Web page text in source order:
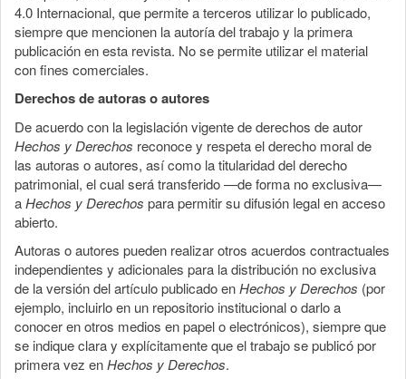
4.0 Internacional, que permite a terceros utilizar lo publicado,
siempre que mencionen la autoría del trabajo y la primera
publicación en esta revista. No se permite utilizar el material
con fines comerciales.
Derechos de autoras o autores
De acuerdo con la legislación vigente de derechos de autor
Hechos y Derechos reconoce y respeta el derecho moral de
las autoras o autores, así como la titularidad del derecho
patrimonial, el cual será transferido —de forma no exclusiva—
aHechos y Derechos para permitir su difusión legal en acceso
abierto.
Autoras o autores pueden realizar otros acuerdos contractuales
independientes y adicionales para la distribución no exclusiva
de la versión del artículo publicado enHechos y Derechos (por
ejemplo, incluirlo en un repositorio institucional o darlo a
conocer en otros medios en papel o electrónicos), siempre que
se indique clara y explícitamente que el trabajo se publicó por
primera vez enHechos y Derechos.